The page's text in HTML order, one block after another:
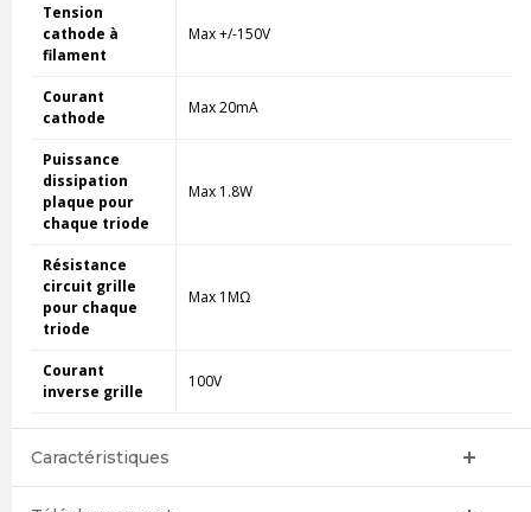
Tension
cathode à
filament
Max +/-150V
Courant
cathode
Max 20mA
Puissance
dissipation
plaque pour
chaque triode
Max 1.8W
Résistance
circuit grille
pour chaque
triode
Max 1MΩ
Courant
inverse grille
100V
Caractéristiques